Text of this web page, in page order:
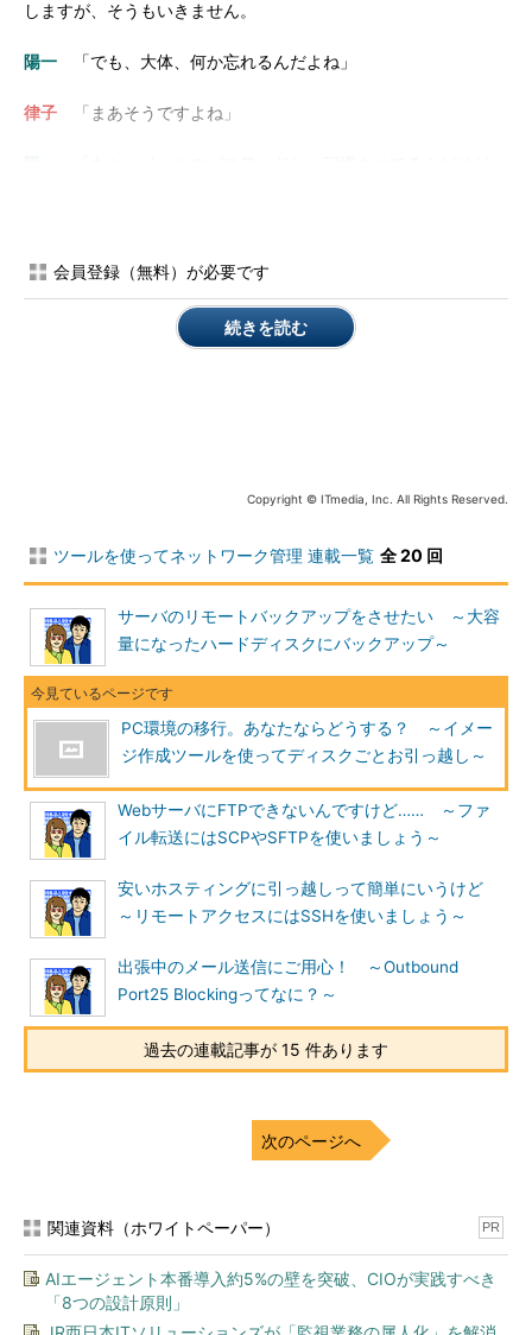
しますが、そうもいきません。
陽一 「でも、大体、何か忘れるんだよね」
律子 「まあそうですよね」
「ネットワーク担当だし、どうせメールの設定とかしても
部長「設定も全部ネットワーク担当の律子さんがやってやりな
よ。どうせヒマなんでしょ？」
律子「いや、そんなことないっすけど……。 じゃあ、なんか
便利なツールとか買っていいですか？」
部長「会社も新しいPC買うだけでどれだけ苦労してると思っ
てんだよ。もちろん律子さんが自腹で買うならいいけど」
律子「えっ、そんなお金ないし、インストールとか設定とかす
ごい面倒……」
部長「細かいことはよく分からないけど、データの移行は律子
さん担当にするから、じゃ」
そう言い残すと部長は風のように消えていきます。
さあ、どうしよう。困った。
最近律子さんは仕事のストレスを週末のパチンコで解消してい
るのですが、負けてばかりでどんどんローンが増えています。も
データの移行に失敗したら、どうしよう。やっぱクビかなあ。
ディスクを外して差し替えることを考えたのですが、PCの中
をいじったことなんかありませんし、取り外して差し替えて使え
るものかも分かりません。そもそもディスクがおかしいから交換
会員登録（無料）が必要です
続きを読む
Copyright © ITmedia, Inc. All Rights Reserved.
ツールを使ってネットワーク管理 連載一覧 全 20 回
サーバのリモートバックアップをさせたい ～大容
量になったハードディスクにバックアップ～
PC環境の移行。あなたならどうする？ ～イメー
ジ作成ツールを使ってディスクごとお引っ越し～
WebサーバにFTPできないんですけど…… ～ファ
イル転送にはSCPやSFTPを使いましょう～
安いホスティングに引っ越しって簡単にいうけど
～リモートアクセスにはSSHを使いましょう～
出張中のメール送信にご用心！ ～Outbound
Port25 Blockingってなに？～
過去の連載記事が 15 件あります
次のページへ
関連資料（ホワイトペーパー） PR
AIエージェント本番導入約5%の壁を突破、CIOが実践すべき
「8つの設計原則」